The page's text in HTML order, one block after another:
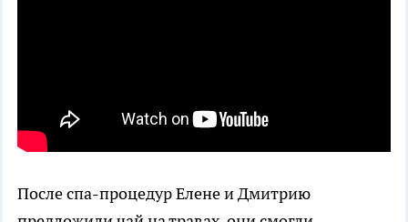
После спа-процедур Елене и Дмитрию